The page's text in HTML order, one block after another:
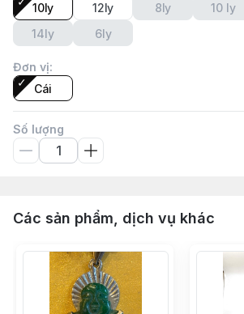
10ly
12ly 8ly 10 ly
14ly
6ly
Đơn vị:
Cái
Số lượng
Các sản phẩm, dịch vụ khác